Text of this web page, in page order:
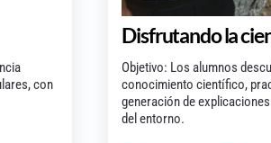
con
Disfrutando la
Objetivo: Los alumnos
conocimiento científico,
generación de
del entorno.